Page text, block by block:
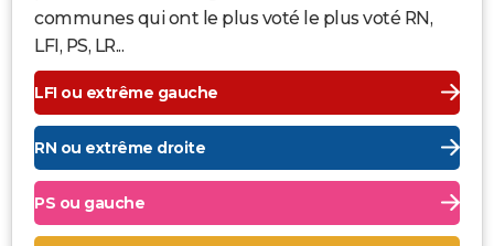
communes qui ont le plus voté le plus voté RN,
LFI, PS, LR...
LFI ou extrême gauche
RN ou extrême droite
PS ou gauche